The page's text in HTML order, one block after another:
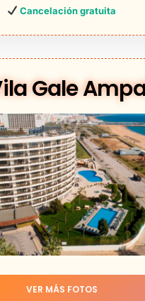
Cancelación gratuita
Gale
VER MÁS FOTOS